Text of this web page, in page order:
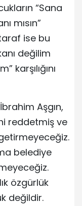
“Sana
mısın”
ise bu
değilim
karşılığını
Aşgın,
reddetmiş ve
belediye
özgürlük
değildir.